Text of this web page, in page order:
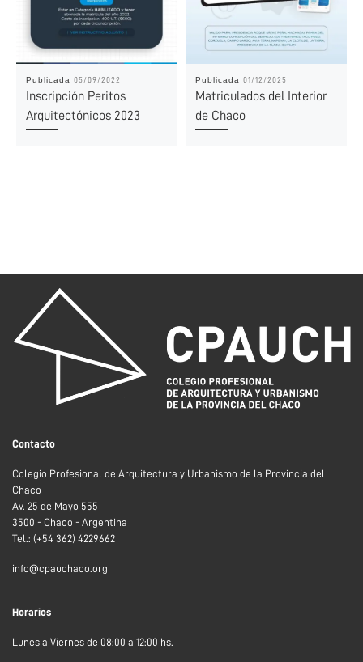
Publicada 05/09/2022
Inscripción Peritos
Arquitectónicos 2023
Publicada 01/12/2025
Matriculados del Interior
de Chaco
Contacto
Colegio Profesional de Arquitectura y Urbanismo de la Provincia del
Chaco
Av. 25 de Mayo 555
3500 - Chaco - Argentina
Tel.: (+54 362) 4229662
info@cpauchaco.org
Horarios
Lunes a Viernes de 08:00 a 12:00 hs.